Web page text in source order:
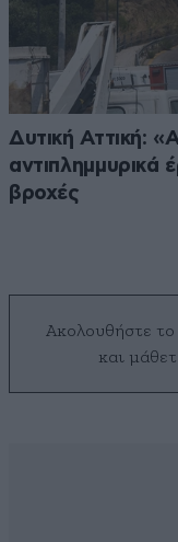
Δυτική Αττική:
αντιπλημμυρικά
βροχές
Ακολουθήστε το
και